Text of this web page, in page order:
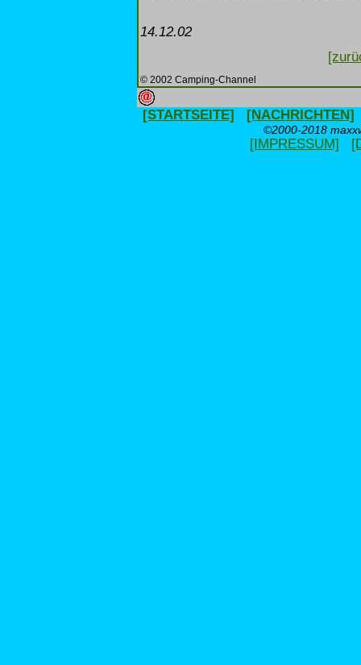
14.12.02
© 2002 Camping-Channel
[STARTSEITE] [NACHRICHTEN]
©2000-2018
[IMPRESSUM]